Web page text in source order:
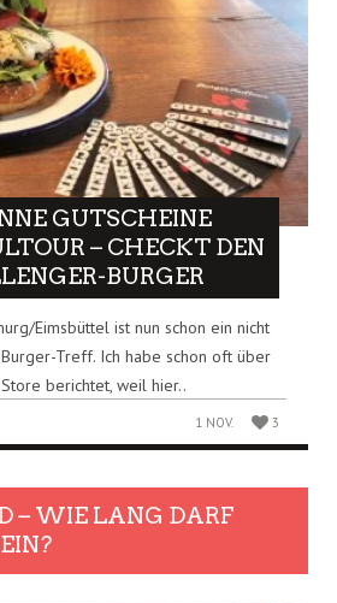
GUTSCHEINE
– CHECKT DEN
BURGER
Eimsbüttel ist nun schon ein nicht
Treff. Ich habe schon oft über
berichtet, weil hier..
1 NOV. 3
– WIE LANG DARF